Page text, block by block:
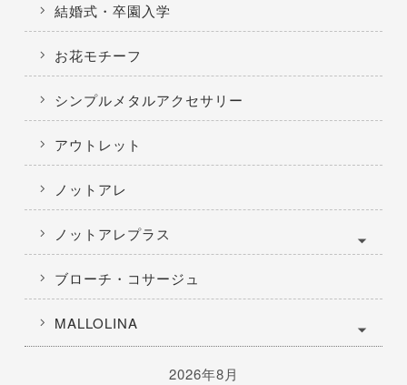
結婚式・卒園入学
お花モチーフ
シンプルメタルアクセサリー
アウトレット
ノットアレ
ノットアレプラス
ブローチ・コサージュ
MALLOLINA
2026年8月